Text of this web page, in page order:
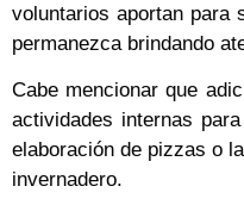
voluntarios aportan para
permanezca brindando
Cabe mencionar que
actividades internas
elaboración de pizzas o
invernadero.